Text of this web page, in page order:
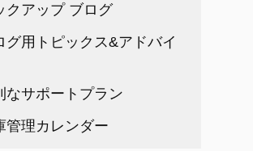
クアップ ブログ
グ用トピックス&アドバイ
なサポートプラン
管理カレンダー